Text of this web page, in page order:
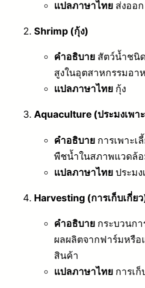
แปลภาษาไทย ส่งออก
Shrimp (กุ้ง)
คำอธิบาย สัตว์น้ำชนิ
สูงในอุตสาหกรรมอา
แปลภาษาไทย กุ้ง
Aquaculture (ประมงเพาะ
คำอธิบาย การเพาะเ
พืชน้ำในสภาพแวดล้
แปลภาษาไทย ประมง
Harvesting (การเก็บเกี่ย
คำอธิบาย กระบวนกา
ผลผลิตจากฟาร์มหรือ
สินค้า
แปลภาษาไทย การเก็